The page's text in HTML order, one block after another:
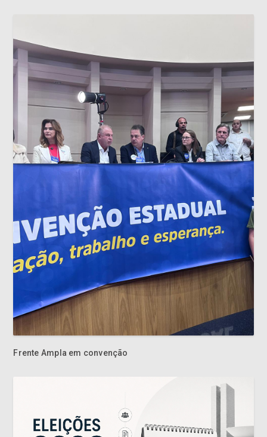
Frente Ampla em convenção